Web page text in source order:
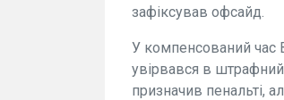
зафіксував офсайд.
У компенсований час
увірвався в
призначив пенальті,